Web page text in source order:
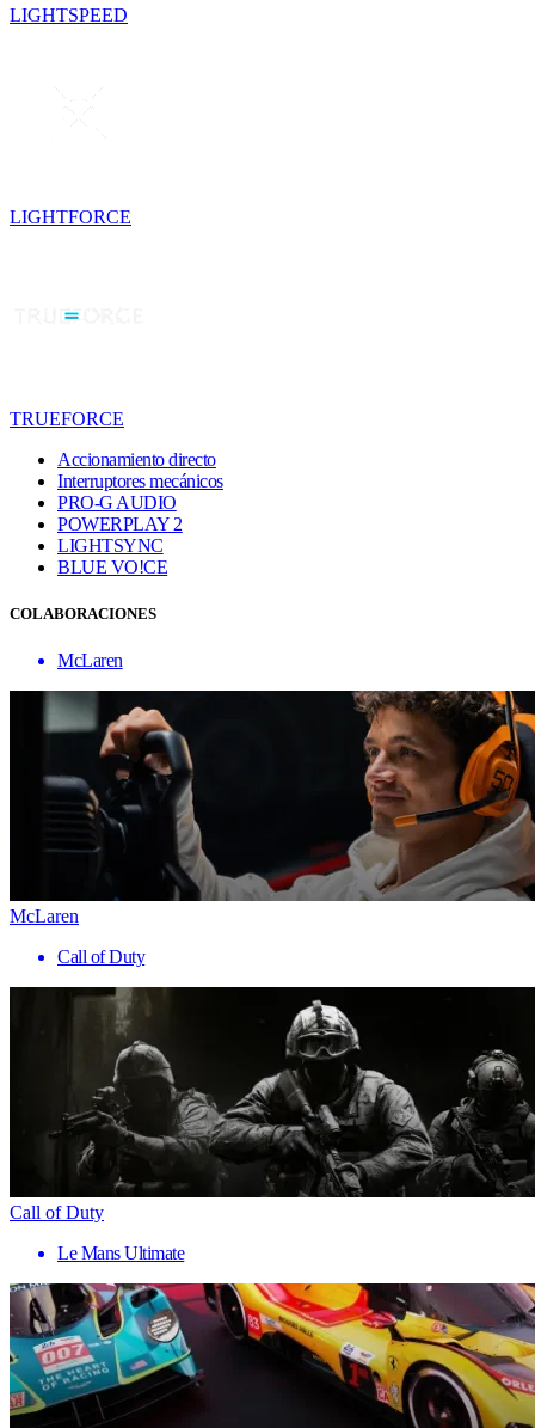
LIGHTSPEED
LIGHTFORCE
TRUEFORCE
Accionamiento directo
Interruptores mecánicos
PRO-G AUDIO
POWERPLAY 2
LIGHTSYNC
BLUE VO!CE
COLABORACIONES
McLaren
McLaren
Call of Duty
Call of Duty
Le Mans Ultimate